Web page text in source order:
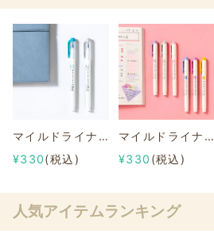
マイルドライナーブラッシュ SUNNYおすすめセット
¥330(税込)
マイルドライナー スタプラ部おすすめ3本セット
¥330 (税込)
人気アイテムランキング